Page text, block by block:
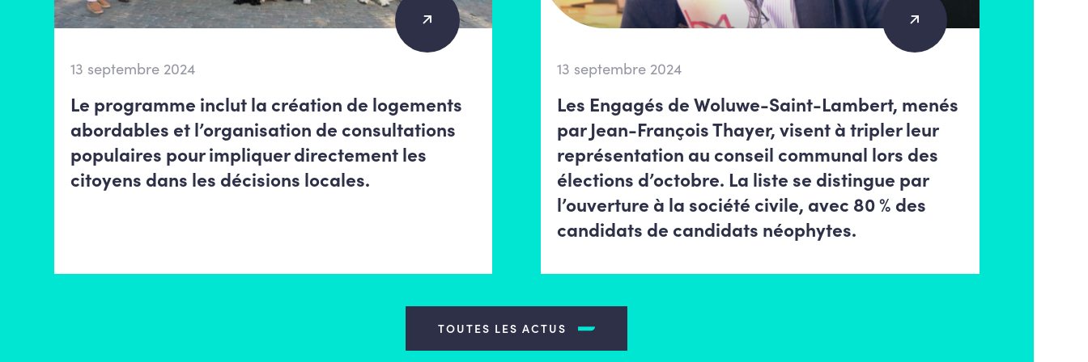
13 septembre 2024
Le programme inclut la création de logements
abordables et l’organisation de consultations
populaires pour impliquer directement les
citoyens dans les décisions locales.
13 septembre 2024
Les Engagés de Woluwe-Saint-Lambert, menés
par Jean-François Thayer, visent à tripler leur
représentation au conseil communal lors des
élections d’octobre. La liste se distingue par
l’ouverture à la société civile, avec 80 % des
candidats de candidats néophytes.
TOUTES LES ACTUS